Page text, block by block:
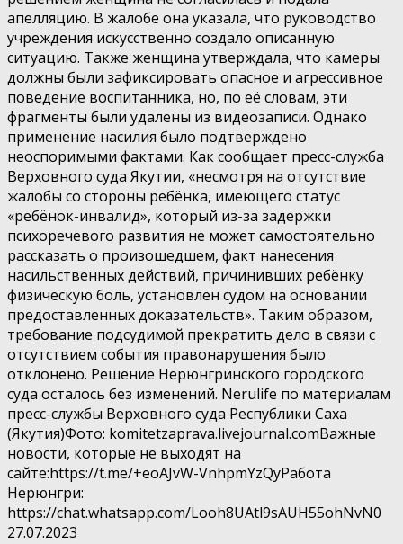
апелляцию. В жалобе она указала, что руководство
учреждения искусственно создало описанную
ситуацию. Также женщина утверждала, что камеры
должны были зафиксировать опасное и агрессивное
поведение воспитанника, но, по её словам, эти
фрагменты были удалены из видеозаписи. Однако
применение насилия было подтверждено
неоспоримыми фактами. Как сообщает пресс-служба
Верховного суда Якутии, «несмотря на отсутствие
жалобы со стороны ребёнка, имеющего статус
«ребёнок-инвалид», который из-за задержки
психоречевого развития не может самостоятельно
рассказать о произошедшем, факт нанесения
насильственных действий, причинивших ребёнку
физическую боль, установлен судом на основании
предоставленных доказательств». Таким образом,
требование подсудимой прекратить дело в связи с
отсутствием события правонарушения было
отклонено. Решение Нерюнгринского городского
суда осталось без изменений. Nerulife по материалам
пресс-службы Верховного суда Республики Саха
(Якутия)Фото: komitetzaprava.livejournal.comВажные
новости, которые не выходят на
сайте:https://t.me/+eoAJvW-VnhpmYzQyРабота
Нерюнгри:
https://chat.whatsapp.com/Looh8UAtl9sAUH55ohNvN0
27.07.2023